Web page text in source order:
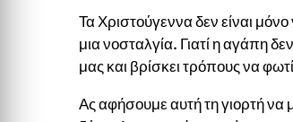
Τα Χριστούγεννα δεν είναι
μια νοσταλγία. Γιατί η αγάπη
μας και βρίσκει τρόπους να
Ας αφήσουμε αυτή τη γιορτή να